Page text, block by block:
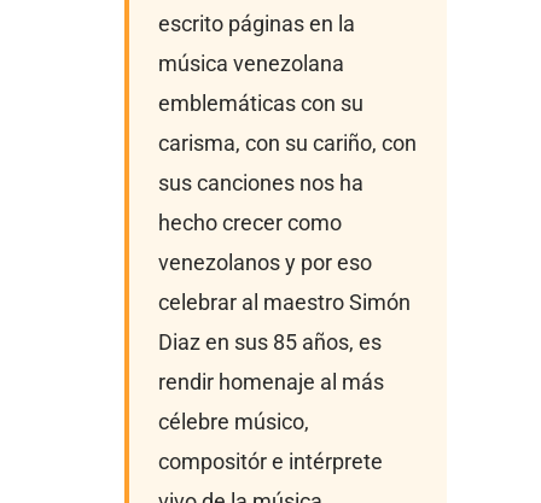
escrito páginas en la
música venezolana
emblemáticas con su
carisma, con su cariño, con
sus canciones nos ha
hecho crecer como
venezolanos y por eso
celebrar al maestro Simón
Diaz en sus 85 años, es
rendir homenaje al más
célebre músico,
compositór e intérprete